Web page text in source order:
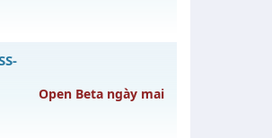
31/07/2626
Open Beta ngày mai